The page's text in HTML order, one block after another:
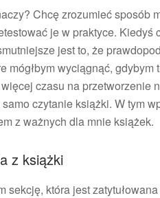
Chcę zrozumieć sposób
je w praktyce. Kiedyś
jest to, że
mógłbym wyciągnąć,
czasu na przetworzenie
czytanie książki. W tym
z ważnych dla mnie książek.
z książki
która jest